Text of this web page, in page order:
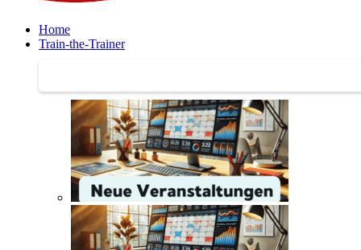
Home
Train-the-Trainer